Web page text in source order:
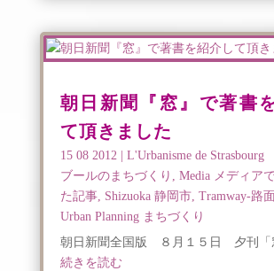
朝日新聞『窓』で著書
て頂きました
15 08 2012| L'Urbanisme de
ブールのまちづくり , Media メディア
た記事, Shizuoka 静岡市, Tramway-路
Urban Planning まちづくり
朝日新聞全国版 ８月１５日 夕刊「
続きを読む